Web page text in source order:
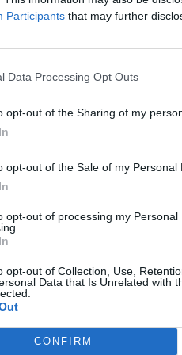
Participants that may further
Data Processing Opt Outs
opt-out of the Sharing of my
opt-out of the Sale of my Personal
opt-out of processing my Personal
opt-out of Collection, Use,
Data that Is Unrelated with
CONFIRM
ha la questione
e la questione
le armi di Conte
confronti del Pd. I
li ha votati gente del
riprendersi i voti
state assunzioni
e anche di gente
nelle municipalizzate.
di Decaro o di
sono state
un po' come si
Direi che lì la
come dice Zalone
che Bari sarà